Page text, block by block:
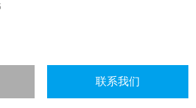
联系我们